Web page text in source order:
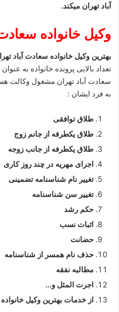
آباد تهران میکند.
وکیل خانواده
بهترین وکیل خانواده سعادت آباد
تعداد بالایی پرونده خانواده به
سعادت آباد تهران مشغول وکالت
به فرد ایشان :
طلاق توافقی
طلاق یکطرفه از جانم زوج
طلاق یکطرفه از جانب زوجه
اجرای مهریه در چند روز کاری
تغییر نام شناسنامه تضمینی
تغییر سن شناسنامه
حکم رشد
اثبات نسب
حضانت
حذف نام همسر از شناسنامه
مطالبه نفقه
اجرت المثل و…
از خدمات بهترین وکیل